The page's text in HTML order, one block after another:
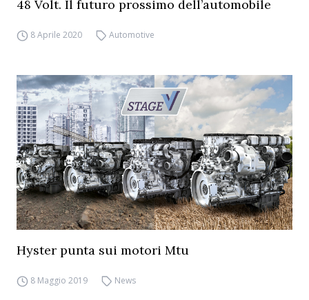
48 Volt. Il futuro prossimo dell’automobile
8 Aprile 2020 Automotive
Hyster punta sui motori Mtu
8 Maggio 2019 News